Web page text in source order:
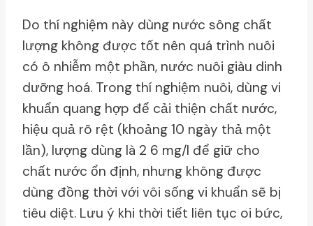
Do thí nghiệm này dùng nước sông chất
lượng không được tốt nên quá trình nuôi
có ô nhiễm một phần, nước nuôi giàu dinh
dưỡng hoá. Trong thí nghiệm nuôi, dùng vi
khuẩn quang hợp để cải thiện chất nước,
hiệu quả rõ rệt (khoảng 10 ngày thả một
lần), lượng dùng là 2 6 mg/l để giữ cho
chất nước ổn định, nhưng không được
dùng đồng thời với vôi sống vi khuẩn sẽ bị
tiêu diệt. Lưu ý khi thời tiết liên tục oi bức,